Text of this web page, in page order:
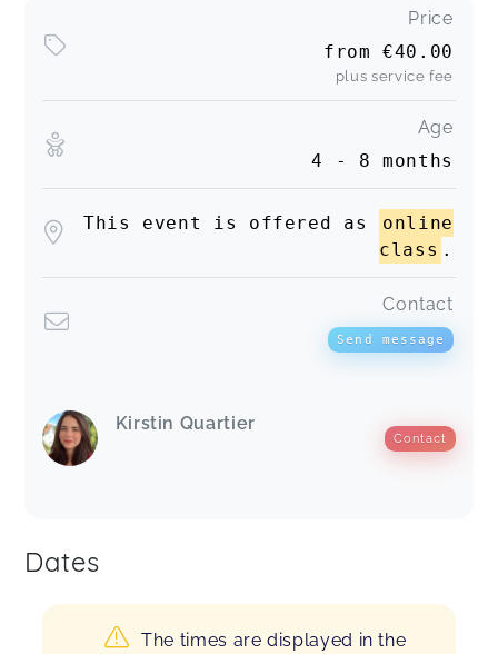
Price
from€40.00
plus service fee
Age
4 - 8 months
This event is offered as
online
class .
Contact
Send message
Kirstin Quartier
Contact
Dates
The times are displayed in the